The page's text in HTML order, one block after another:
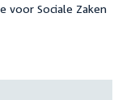
voor Sociale Zaken